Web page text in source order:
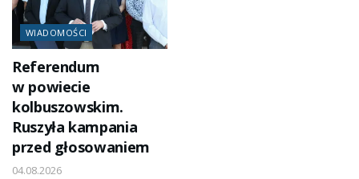
WIADOMOŚCI
Referendum
w powiecie
kolbuszowskim.
Ruszyła kampania
przed głosowaniem
04.08.2026